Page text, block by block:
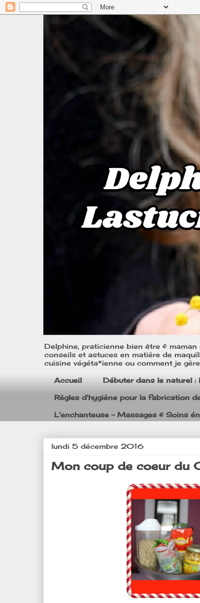
Delphine, praticienne bien être &
conseils et astuces en matière de
cuisine végéta*ienne ou comment je
Accueil Débuter dans le naturel :
Règles d'hygiène pour la fabrication
L'enchanteuse - Massages & Soins
lundi 5 décembre 2016
Mon coup de coeur du